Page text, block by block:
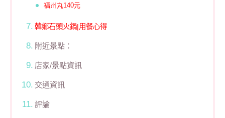
福州丸140元
韓鄉石頭火鍋|用餐心得
附近景點：
店家/景點資訊
交通資訊
評論